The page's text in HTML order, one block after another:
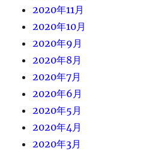
2020年11月
2020年10月
2020年9月
2020年8月
2020年7月
2020年6月
2020年5月
2020年4月
2020年3月